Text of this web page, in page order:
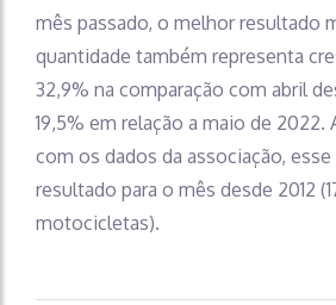
mês passado, o melhor resultado
quantidade também representa
32,9% na comparação com abril
19,5% em relação a maio de 2022.
com os dados da associação,
resultado para o mês desde 2012
motocicletas).